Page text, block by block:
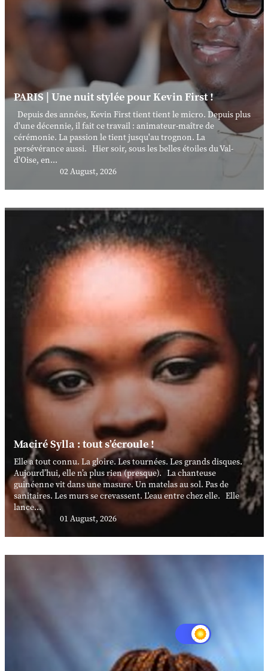
PARIS | Une nuit stylée pour Kevin First !
Depuis des années, Kevin First tient tient le micro. Depuis plus
d'une décennie, il fait ce travail : animateur-maître de
cérémonie. La passion le tient jusqu'au trognon. La
persévérance aussi. Hier soir, sous les belles étoiles du Val-
d'Oise, en...
02 August, 2026
Maciré Sylla : tout s’écroule !
Elle a tout connu. La gloire. Les tournées. Les grands disques.
Aujourd’hui, elle n’a plus rien (presque). La chanteuse
guinéenne vit dans une masure. Un matelas au sol. Pas de
sanitaires. Les murs se crevassent. L'eau entre chez elle. Elle
lance...
01 August, 2026